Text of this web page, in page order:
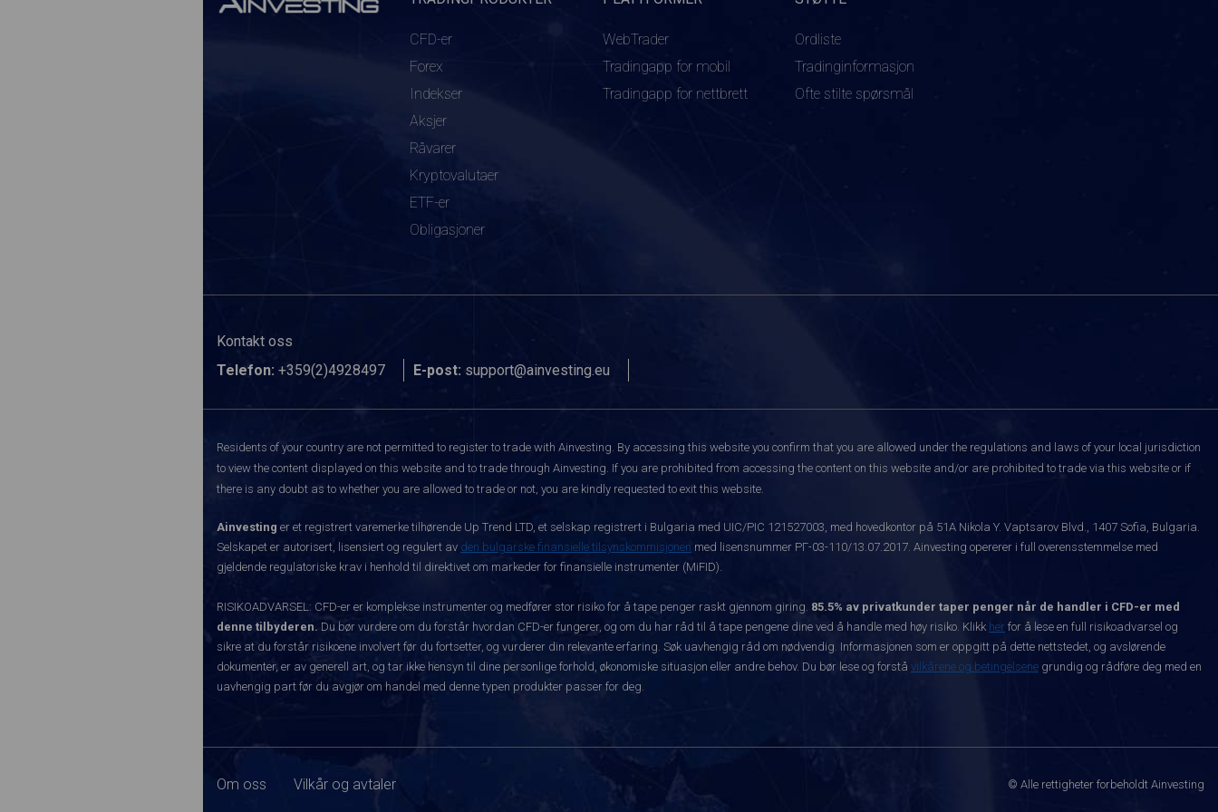
CFD-er
Forex
Indekser
Aksjer
Råvarer
Kryptovalutaer
ETF-er
Obligasjoner
WebTrader
Tradingapp for mobil
Tradingapp for nettbrett
Ordliste
Tradinginformasjon
Ofte stilte spørsmål
Kontakt oss
Telefon: +359(2)4928497 E-post: support@ainvesting.eu
Residents of your country are not permitted to register to trade with Ainvesting. By accessing this website you confirm that you are allowed under the regulations and laws of your local jurisdiction
to view the content displayed on this website and to trade through Ainvesting. If you are prohibited from accessing the content on this website and/or are prohibited to trade via this website or if
there is any doubt as to whether you are allowed to trade or not, you are kindly requested to exit this website.
Ainvesting er et registrert varemerke tilhørende Up Trend LTD, et selskap registrert i Bulgaria med UIC/PIC 121527003, med hovedkontor på 51A Nikola Y. Vaptsarov Blvd., 1407 Sofia, Bulgaria.
Selskapet er autorisert, lisensiert og regulert av den bulgarske finansielle tilsynskommisjonen med lisensnummer РГ-03-110/13.07.2017. Ainvesting opererer i full overensstemmelse med
gjeldende regulatoriske krav i henhold til direktivet om markeder for finansielle instrumenter (MiFID).
RISIKOADVARSEL: CFD-er er komplekse instrumenter og medfører stor risiko for å tape penger raskt gjennom giring. 85.5% av privatkunder taper penger når de handler i CFD-er med
denne tilbyderen. Du bør vurdere om du forstår hvordan CFD-er fungerer, og om du har råd til å tape pengene dine ved å handle med høy risiko. Klikk her for å lese en full risikoadvarsel og
sikre at du forstår risikoene involvert før du fortsetter, og vurderer din relevante erfaring. Søk uavhengig råd om nødvendig. Informasjonen som er oppgitt på dette nettstedet, og avslørende
dokumenter, er av generell art, og tar ikke hensyn til dine personlige forhold, økonomiske situasjon eller andre behov. Du bør lese og forstå vilkårene og betingelsene grundig og rådføre deg med en
uavhengig part før du avgjør om handel med denne typen produkter passer for deg.
Om oss Vilkår og avtaler © Alle rettigheter forbeholdt Ainvesting